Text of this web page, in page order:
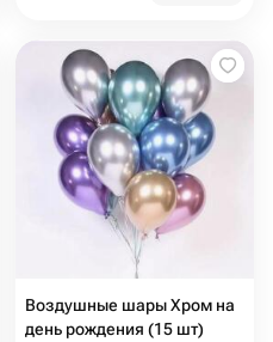
Воздушные шары Хром на
день рождения (15 шт)